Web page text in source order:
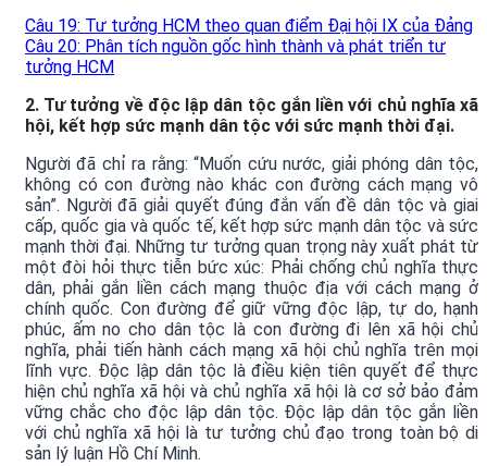
Câu 19: Tư tưởng HCM theo quan điểm Đại hội IX của Đảng
Câu 20: Phân tích nguồn gốc hình thành và phát triển tư
tưởng HCM
2. Tư tưởng về độc lập dân tộc gắn liền với chủ nghĩa xã
hội, kết hợp sức mạnh dân tộc với sức mạnh thời đại.
Người đã chỉ ra rằng: “Muốn cứu nước, giải phóng dân tộc,
không có con đường nào khác con đường cách mạng vô
sản”. Người đã giải quyết đúng đắn vấn đề dân tộc và giai
cấp, quốc gia và quốc tế, kết hợp sức mạnh dân tộc và sức
mạnh thời đại. Những tư tưởng quan trọng này xuất phát từ
một đòi hỏi thực tiễn bức xúc: Phải chống chủ nghĩa thực
dân, phải gắn liền cách mạng thuộc địa với cách mạng ở
chính quốc. Con đường để giữ vững độc lập, tự do, hạnh
phúc, ấm no cho dân tộc là con đường đi lên xã hội chủ
nghĩa, phải tiến hành cách mạng xã hội chủ nghĩa trên mọi
lĩnh vực. Độc lập dân tộc là điều kiện tiên quyết để thực
hiện chủ nghĩa xã hội và chủ nghĩa xã hội là cơ sở bảo đảm
vững chắc cho độc lập dân tộc. Độc lập dân tộc gắn liền
với chủ nghĩa xã hội là tư tưởng chủ đạo trong toàn bộ di
sản lý luận Hồ Chí Minh.